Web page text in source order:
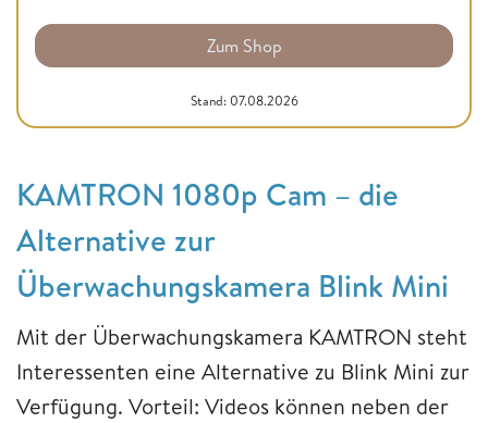
Zum Shop
Stand: 07.08.2026
KAMTRON 1080p Cam – die
Alternative zur
Überwachungskamera Blink Mini
Mit der Überwachungskamera KAMTRON steht
Interessenten eine Alternative zu Blink Mini zur
Verfügung. Vorteil: Videos können neben der